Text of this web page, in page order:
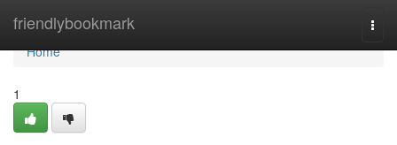
friendlybookmark
Home
Home
1